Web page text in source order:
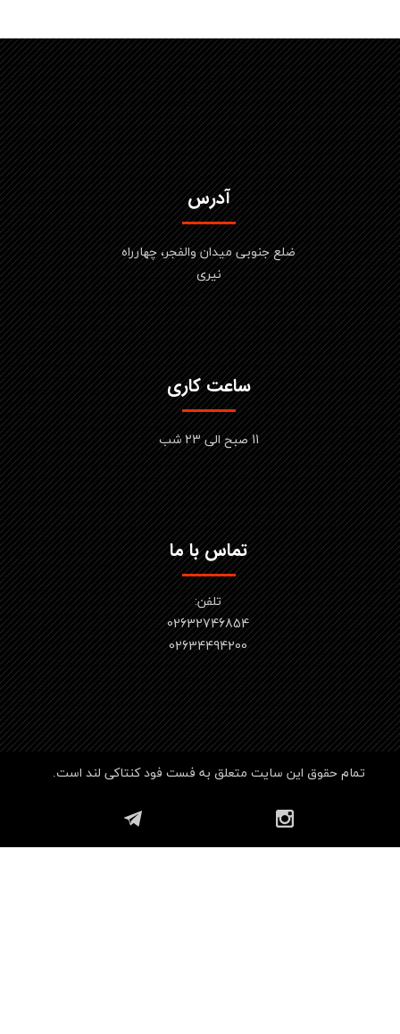
تمام حقوق این سایت متعلق به فست فود کنتاکی لند است.
آدرس
ضلع جنوبی میدان والفجر، چهارراه
نیری
ساعت کاری
11 صبح الی 23 شب
تماس با ما
تلفن:
02632746854
​​​​​​​02634494200